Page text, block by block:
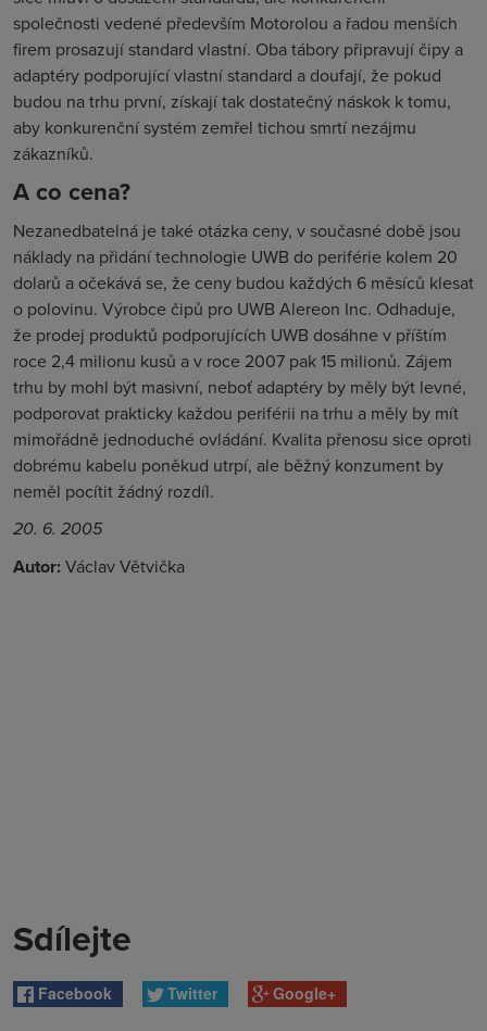
společnosti vedené především Motorolou a řadou menších
firem prosazují standard vlastní. Oba tábory připravují čipy a
adaptéry podporující vlastní standard a doufají, že pokud
budou na trhu první, získají tak dostatečný náskok k tomu,
aby konkurenční systém zemřel tichou smrtí nezájmu
zákazníků.
A co cena?
Nezanedbatelná je také otázka ceny, v současné době jsou
náklady na přidání technologie UWB do periférie kolem 20
dolarů a očekává se, že ceny budou každých 6 měsíců klesat
o polovinu. Výrobce čipů pro UWB Alereon Inc. Odhaduje,
že prodej produktů podporujících UWB dosáhne v příštím
roce 2,4 milionu kusů a v roce 2007 pak 15 milionů. Zájem
trhu by mohl být masivní, neboť adaptéry by měly být levné,
podporovat prakticky každou periférii na trhu a měly by mít
mimořádně jednoduché ovládání. Kvalita přenosu sice oproti
dobrému kabelu poněkud utrpí, ale běžný konzument by
neměl pocítit žádný rozdíl.
20. 6. 2005
Autor: Václav Větvička
Sdílejte
Facebook Twitter Google+